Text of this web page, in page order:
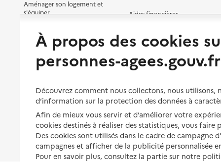
Service autonomie à domicile (aide)
Emplois familiaux Moselle
57000-Metz
03 87 37 77 00
Contact
Site internet
Rapport HAS
Aménager son logement et
s'équiper
Préserver son autonomie et sa
santé
Organiser à l'avance sa propre
protection
Les obligations de la famille
À qui s’adresser ?
Les politiques du grand âge
Aides financières
Vivre à domicile avec une
Être hospitalisé
Fin de vie à domicile
À propos des cookies
personnes-agees.gouv.fr
Découvrez comment nous collectons, nous
d’information sur la protection des données à
Afin de mieux vous servir et d’améliorer votre
cookies destinés à réaliser des statistiques, vous
Des cookies sont utilisés dans le cadre de
campagnes et afficher de la publicité personnalisée
Pour en savoir plus, consultez la partie sur notre